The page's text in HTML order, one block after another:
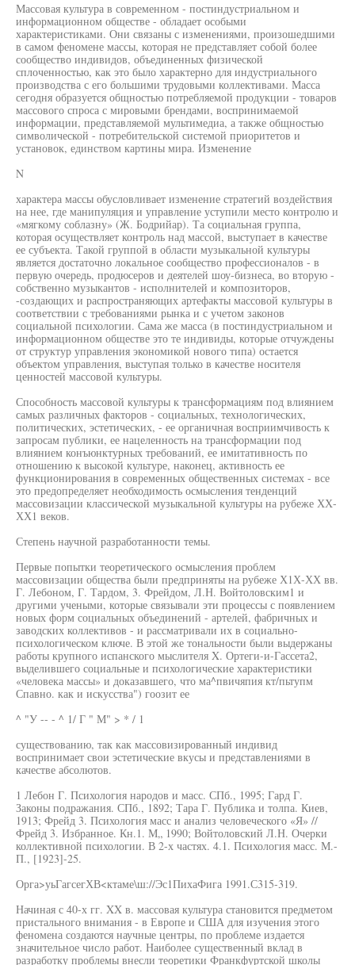
Массовая культура в современном - постиндустриальном и
информационном обществе - обладает особыми
характеристиками. Они связаны с изменениями, произошедшими
в самом феномене массы, которая не представляет собой более
сообщество индивидов, объединенных физической
сплоченностью, как это было характерно для индустриального
производства с его большими трудовыми коллективами. Масса
сегодня образуется общностью потребляемой продукции - товаров
массового спроса с мировыми брендами, воспринимаемой
информации, представляемой мультимедиа, а также общностью
символической - потребительской системой приоритетов и
установок, единством картины мира. Изменение
N
характера массы обусловливает изменение стратегий воздействия
на нее, где манипуляция и управление уступили место контролю и
«мягкому соблазну» (Ж. Бодрийар). Та социальная группа,
которая осуществляет контроль над массой, выступает в качестве
ее субъекта. Такой группой в области музыкальной культуры
является достаточно локальное сообщество профессионалов - в
первую очередь, продюсеров и деятелей шоу-бизнеса, во вторую -
собственно музыкантов - исполнителей и композиторов,
-создающих и распространяющих артефакты массовой культуры в
соответствии с требованиями рынка и с учетом законов
социальной психологии. Сама же масса (в постиндустриальном и
информационном обществе это те индивиды, которые отчуждены
от структур управления экономикой нового типа) остается
объектом управления, выступая только в качестве носителя
ценностей массовой культуры.
Способность массовой культуры к трансформациям под влиянием
самых различных факторов - социальных, технологических,
политических, эстетических, - ее органичная восприимчивость к
запросам публики, ее нацеленность на трансформации под
влиянием конъюнктурных требований, ее имитативность по
отношению к высокой культуре, наконец, активность ее
функционирования в современных общественных системах - все
это предопределяет необходимость осмысления тенденций
массовизации классической музыкальной культуры на рубеже ХХ-
ХХ1 веков.
Степень научной разработанности темы.
Первые попытки теоретического осмысления проблем
массовизации общества были предприняты на рубеже Х1Х-ХХ вв.
Г. Лебоном, Г. Тардом, 3. Фрейдом, Л.Н. Войтоловским1 и
другими учеными, которые связывали эти процессы с появлением
новых форм социальных объединений - артелей, фабричных и
заводских коллективов - и рассматривали их в социально-
психологическом ключе. В этой же тональности были выдержаны
работы крупного испанского мыслителя X. Ортеги-и-Гассета2,
выделившего социальные и психологические характеристики
«человека массы» и доказавшего, что ма^пвичяпия кт/пьтупм
Спавно. как и искусства") гоозит ее
^ "У -- - ^ 1/ Г " М" > * / 1
существованию, так как массовизированный индивид
воспринимает свои эстетические вкусы и представлениями в
качестве абсолютов.
1 Лебон Г. Психология народов и масс. СПб., 1995; Гард Г.
Законы подражания. СПб., 1892; Тара Г. Публика и толпа. Киев,
1913; Фрейд 3. Психология масс и анализ человеческого «Я» //
Фрейд 3. Избранное. Кн.1. М„ 1990; Войтоловский Л.Н. Очерки
коллективной психологии. В 2-х частях. 4.1. Психология масс. М.-
П., [1923]-25.
Орга>уьГагсегХВ<ктаме\ш://Эс1ПихаФига 1991.С315-319.
Начиная с 40-х гг. XX в. массовая культура становится предметом
пристального внимания - в Европе и США для изучения этого
феномена создаются научные центры, по проблеме издается
значительное число работ. Наиболее существенный вклад в
разработку проблемы внесли теоретики Франкфуртской школы